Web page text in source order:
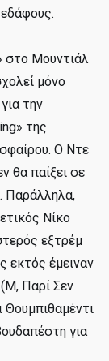
στο Μουντιάλ
μόνο
την
της
Ο Ντε
θα παίξει σε
Παράλληλα,
Νίκο
εξτρέμ
εκτός έμειναν
(Μ, Παρί Σεν
για